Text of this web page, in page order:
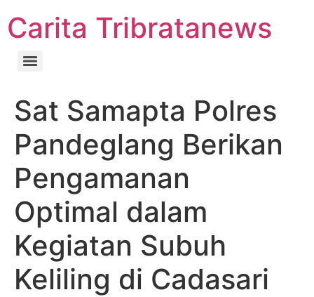
Carita Tribratanews
Sat Samapta Polres
Pandeglang Berikan
Pengamanan
Optimal dalam
Kegiatan Subuh
Keliling di Cadasari